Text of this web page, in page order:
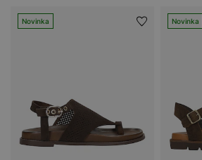
Novinka Novinka